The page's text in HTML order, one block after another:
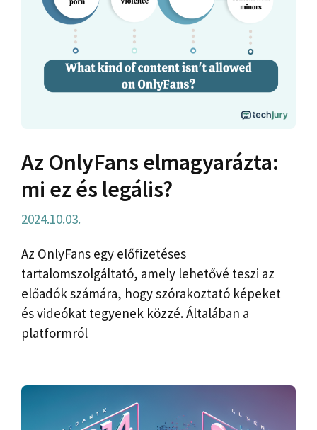
Az OnlyFans elmagyarázta:
mi ez és legális?
2024.10.03.
Az OnlyFans egy előfizetéses
tartalomszolgáltató, amely lehetővé teszi az
előadók számára, hogy szórakoztató képeket
és videókat tegyenek közzé. Általában a
platformról